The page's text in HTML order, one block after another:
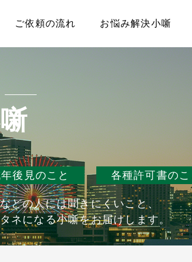
ご依頼の流れ お悩み解決小噺
後見のこと 各種許可書のこ
どの人には聞きにくいこと、
ネになる小噺をお届けします。